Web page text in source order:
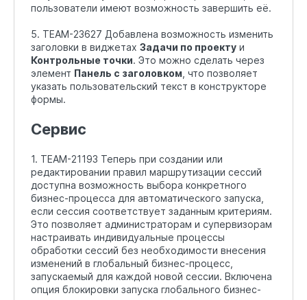
пользователи имеют возможность завершить её.
5. TEAM-23627 Добавлена возможность изменить
заголовки в виджетах Задачи по проекту и
Контрольные точки. Это можно сделать через
элемент Панель с заголовком , что позволяет
указать пользовательский текст в конструкторе
формы.
Сервис
1. TEAM-21193 Теперь при создании или
редактировании правил маршрутизации сессий
доступна возможность выбора конкретного
бизнес-процесса для автоматического запуска,
если сессия соответствует заданным критериям.
Это позволяет администраторам и супервизорам
настраивать индивидуальные процессы
обработки сессий без необходимости внесения
изменений в глобальный бизнес-процесс,
запускаемый для каждой новой сессии. Включена
опция блокировки запуска глобального бизнес-